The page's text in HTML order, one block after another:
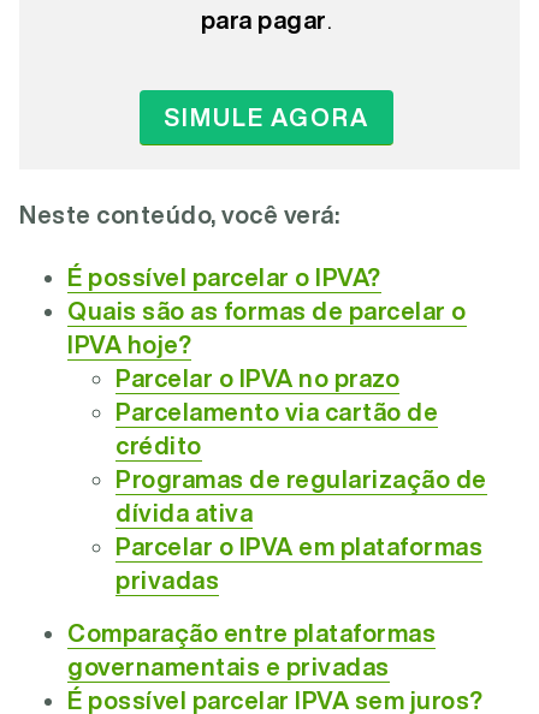
para pagar
SIMULE AGORA
Neste conteúdo, você verá:
É possível parcelar o IPVA?
Quais são as formas de parcelar o
IPVA hoje?
Parcelar o IPVA no prazo
Parcelamento via cartão de
crédito
Programas de regularização de
dívida ativa
Parcelar o IPVA em plataformas
privadas
Comparação entre plataformas
governamentais e privadas
É possível parcelar IPVA sem juros?